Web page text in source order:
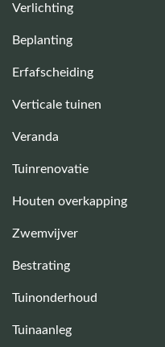
Verlichting
Beplanting
Erfafscheiding
Verticale tuinen
Veranda
Tuinrenovatie
Houten overkapping
Zwemvijver
Bestrating
Tuinonderhoud
Tuinaanleg